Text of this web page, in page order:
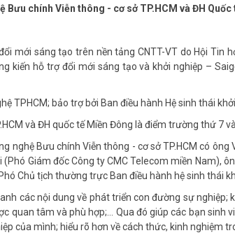
chính Viễn thông - cơ sở TP.HCM và ĐH
mới sáng tạo trên nền tảng CNTT-VT do Hội Tin
kiến hỗ trợ đổi mới sáng tạo và khởi nghiệp –
TPHCM; bảo trợ bởi Ban điều hành Hệ sinh thái khởi
và ĐH quốc tế Miền Đông là điểm trường thứ 7
nghệ Bưu chính Viễn thông - cơ sở TP.HCM có
Giám đốc Công ty CMC Telecom miền Nam),
Chủ tịch thường trực Ban điều hành hệ sinh thái
các nội dung về phát triển con đường sự nghiệp;
quan tâm và phù hợp;… Qua đó giúp các bạn sinh
của mình; hiểu rõ hơn về cách thức, kinh nghiệm